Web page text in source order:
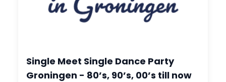
Single Meet Single Dance Party
Groningen - 80’s, 90’s, 00’s till now